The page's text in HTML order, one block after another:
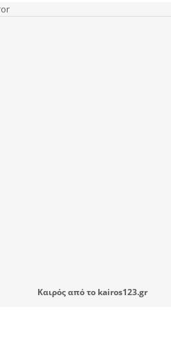
Καιρόςαπό το kairos123.gr